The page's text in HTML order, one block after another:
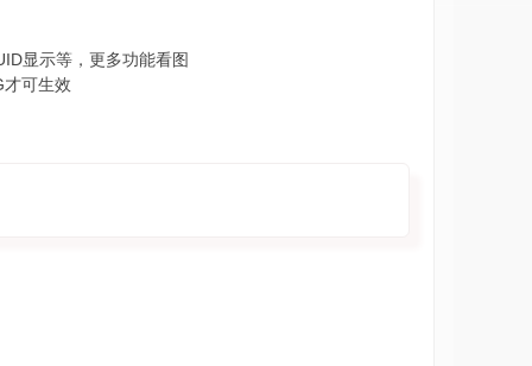
显示等，更多功能看图
可生效